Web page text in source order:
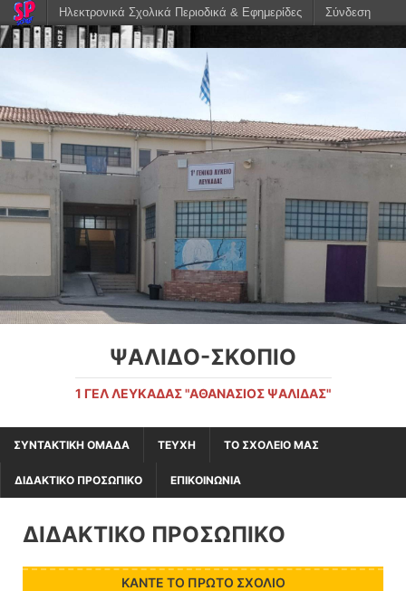
ΨΑΛΙΔΟ-ΣΚΟΠΙΟ
1 ΓΕΛ ΛΕΥΚAΔΑΣ "ΑΘΑΝΆΣΙΟΣ ΨΑΛΊΔΑΣ"
ΣΥΝΤΑΚΤΙΚΗ ΟΜΑΔΑ ΤΕΥΧΗ ΤΟ ΣΧΟΛΕΙΟ ΜΑΣ
ΔΙΔΑΚΤΙΚΟ ΠΡΟΣΩΠΙΚΟ ΕΠΙΚΟΙΝΩΝΙΑ
ΔΙΔΑΚΤΙΚΟ ΠΡΟΣΩΠΙΚΟ
ΚΆΝΤΕ ΤΟ ΠΡΏΤΟ ΣΧΌΛΙΟ
Ηλεκτρονικά Σχολικά Περιοδικά & Εφημερίδες Σύνδεση